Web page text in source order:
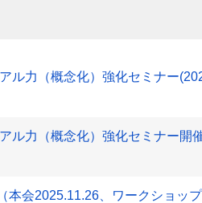
ル力（概念化）強化セミナー
ル力（概念化）強化セミナー開
本会2025.11.26、ワークショップ